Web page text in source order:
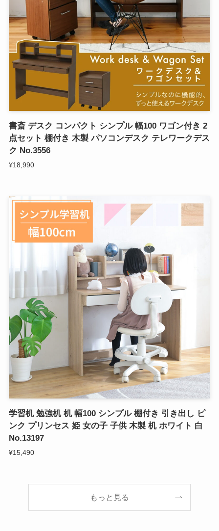
書斎 デスク コンパクト シンプル 幅100 ワゴン付き 2
点セット 棚付き 木製 パソコンデスク テレワークデス
ク No.3556
¥18,990
学習机 勉強机 机 幅100 シンプル 棚付き 引き出し ピ
ンク プリンセス 姫 女の子 子供 木製 机 ホワイト 白
No.13197
¥15,490
もっと見る